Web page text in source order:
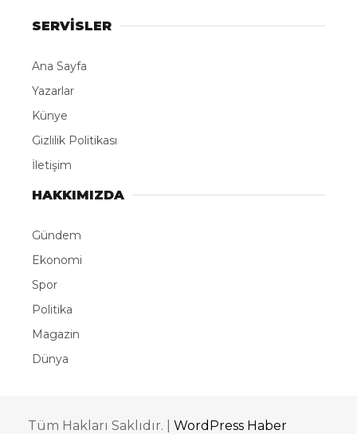
SERVİSLER
Ana Sayfa
Yazarlar
Künye
Gizlilik Politikası
İletişim
HAKKIMIZDA
Gündem
Ekonomi
Spor
Politika
Magazin
Dünya
Tüm Hakları Saklıdır. | WordPress Haber